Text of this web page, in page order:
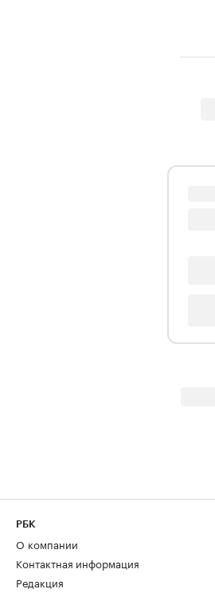
РБК
О компании
Контактная информация
Редакция